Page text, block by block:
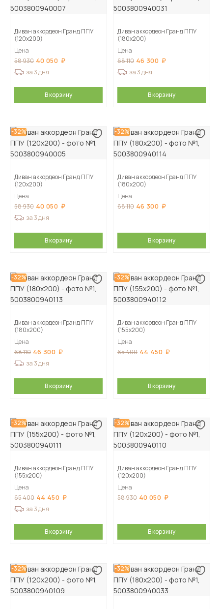
Диван аккордеон Гранд ППУ
(120х200)
Цена
58 930 40 050
за 3 дня
В корзину
Диван аккордеон Гранд ППУ
(180х200)
Цена
68 110 46 300
за 3 дня
В корзину
-32%
Диван аккордеон Гранд ППУ
(120х200)
Цена
58 930 40 050
за 3 дня
В корзину
-32%
Диван аккордеон Гранд ППУ
(180х200)
Цена
68 110 46 300
В корзину
-32%
Диван аккордеон Гранд ППУ
(180х200)
Цена
68 110 46 300
за 3 дня
В корзину
-32%
Диван аккордеон Гранд ППУ
(155х200)
Цена
65 400 44 450
В корзину
-32%
Диван аккордеон Гранд ППУ
(155х200)
Цена
65 400 44 450
за 3 дня
В корзину
-32%
Диван аккордеон Гранд ППУ
(120х200)
Цена
58 930 40 050
В корзину
-32% -32%